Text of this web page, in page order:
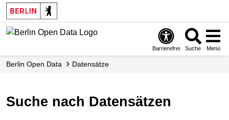
Skip
to
main
Barrierefrei Suche Menü
Berlin Open Data Datensätze
Suche nach Datensätzen